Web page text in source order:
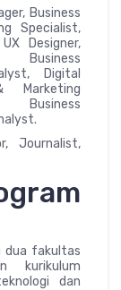
Business
Specialist,
Designer,
Digital
Marketing
Business
Journalist,
dua fakultas
kurikulum
dan